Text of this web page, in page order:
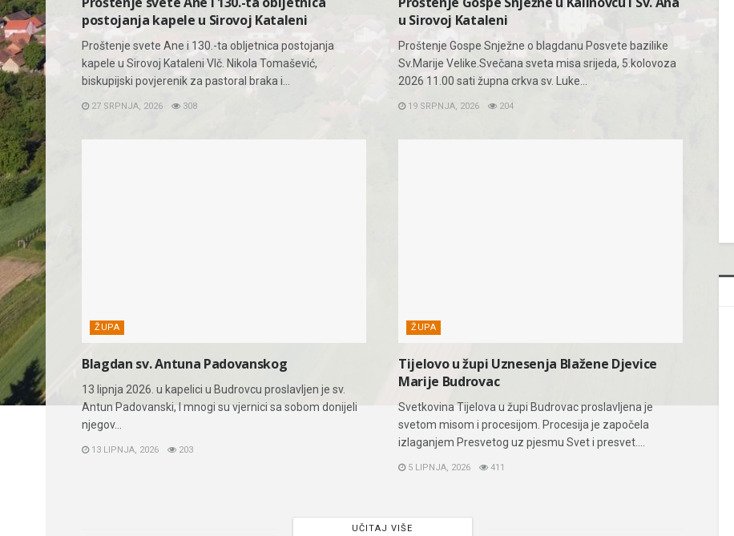
postojanja kapele u Sirovoj Kataleni
Proštenje svete Ane i 130.-ta obljetnica postojanja
kapele u Sirovoj Kataleni Vlč. Nikola Tomašević,
biskupijski povjerenik za pastoral braka i...
27 SRPNJA, 2026 308
u Sirovoj Kataleni
Proštenje Gospe Snježne o blagdanu Posvete bazilike
Sv.Marije Velike.Svečana sveta misa srijeda, 5.kolovoza
2026 11.00 sati župna crkva sv. Luke...
19 SRPNJA, 2026 204
ŽUPA
Blagdan sv. Antuna Padovanskog
13 lipnja 2026. u kapelici u Budrovcu proslavljen je sv.
Antun Padovanski, I mnogi su vjernici sa sobom donijeli
njegov...
13 LIPNJA, 2026 203
ŽUPA
Tijelovo u župi Uznesenja Blažene Djevice
Marije Budrovac
Svetkovina Tijelova u župi Budrovac proslavljena je
svetom misom i procesijom. Procesija je započela
izlaganjem Presvetog uz pjesmu Svet i presvet....
5 LIPNJA, 2026 411
UČITAJ VIŠE